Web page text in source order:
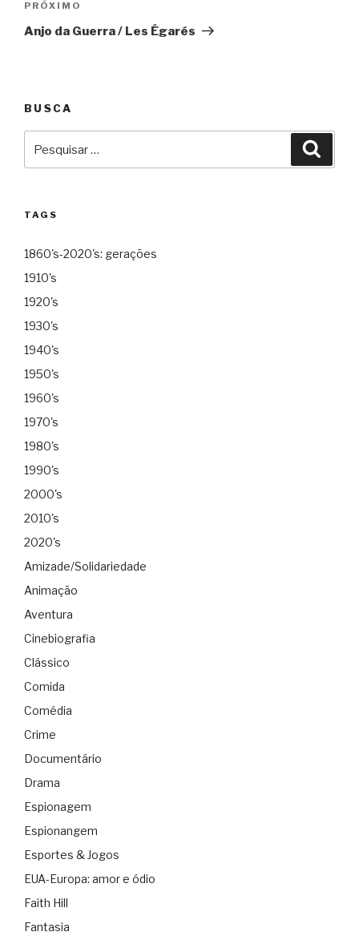
Próximo
PRÓXIMO
Anjo da Guerra / Les Égarés
BUSCA
TAGS
1860's-2020's: gerações
1910's
1920's
1930's
1940's
1950's
1960's
1970's
1980's
1990's
2000's
2010's
2020's
Amizade/Solidariedade
Animação
Aventura
Cinebiografia
Clássico
Comida
Comédia
Crime
Documentário
Drama
Espionagem
Espionangem
Esportes & Jogos
EUA-Europa: amor e ódio
Faith Hill
Fantasia